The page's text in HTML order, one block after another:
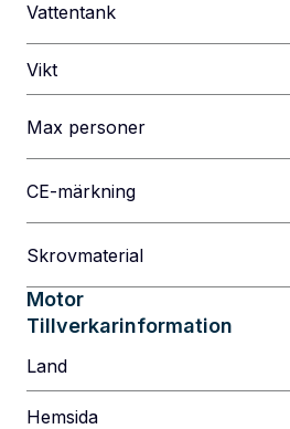
Vattentank
Vikt
Max personer
CE-märkning
Skrovmaterial
Motor
Tillverkarinformation
Land
Hemsida